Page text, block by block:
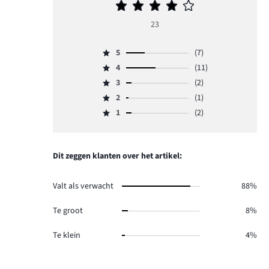
Gemiddelde
4
23
Beoordeling
5,
aantal
reviews
5
(7)
Beoordeling
4,
aantal
reviews
4
(11)
Beoordeling
3,
aantal
3
(2)
Beoordeling
2,
2
(1)
Beoordeling
reviews
1 (2)
Dit zeggen klanten over het artikel:
Valt als verwacht 88%
Te groot 8%
Te klein 4%